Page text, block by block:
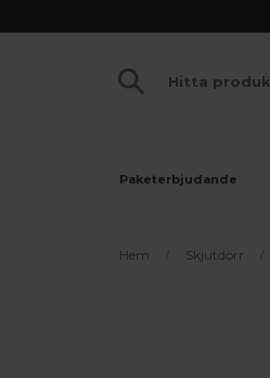
Paketerbjudande
Hem Skjutdörr